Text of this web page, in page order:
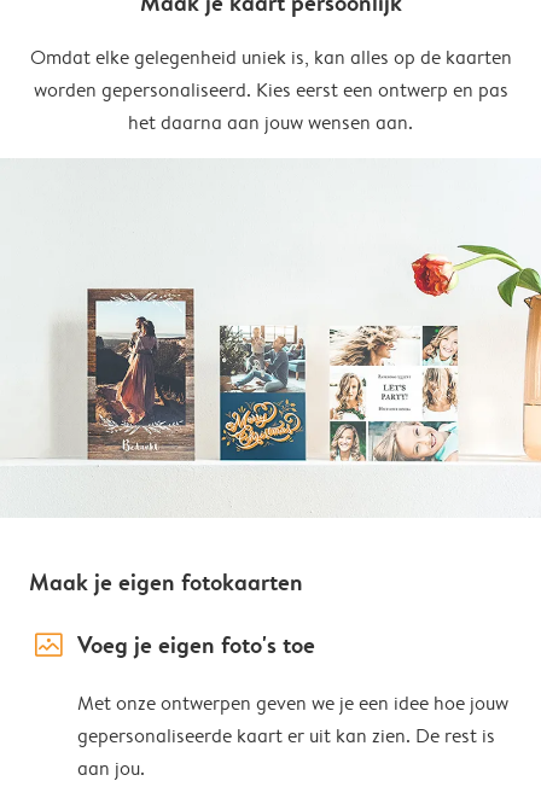
Omdat elke gelegenheid uniek is, kan alles op de kaarten
worden gepersonaliseerd. Kies eerst een ontwerp en pas
het daarna aan jouw wensen aan.
Maak je eigen fotokaarten
image_placeholder Voeg je eigen foto's toe
Met onze ontwerpen geven we je een idee hoe jouw
gepersonaliseerde kaart er uit kan zien. De rest is
aan jou.